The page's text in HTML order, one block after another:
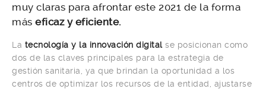
muy claras para afrontar este 2021 de la forma
más eficaz y eficiente.
La tecnología y la innovación digitalse posicionan como
dos de las claves principales para la estrategia de
gestión sanitaria, ya que brindan la oportunidad a los
centros de optimizar los recursos de la entidad, ajustarse